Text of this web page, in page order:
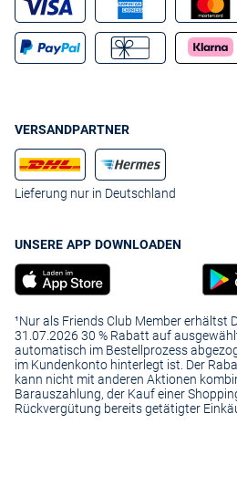
VERSANDPARTNER
Lieferung nur in Deutschland
UNSERE APP DOWNLOADEN
¹Nur als Friends Club Member erhältst
31.07.2026 30 % Rabatt auf
automatisch im Bestellprozess
im Kundenkonto hinterlegt ist. Der
kann nicht mit anderen Aktionen
Barauszahlung, der Kauf einer
Rückvergütung bereits getätigter